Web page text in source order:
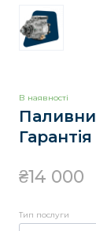
В наявності
₴14 000
Тип послуги